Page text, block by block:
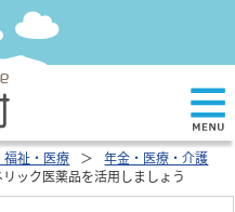
福祉・医療
年金・医療・介護
リック医薬品を活用しましょう